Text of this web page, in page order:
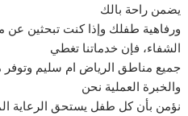
يضمن راحة بالك
ورفاهية طفلك وإذا كنت تبحثين
الشفاء، فإن خدماتنا تغطي
جميع مناطق الرياض ام سليم وتوفر
والخبرة العملية نحن
نؤمن بأن كل طفل يستحق الرعاية